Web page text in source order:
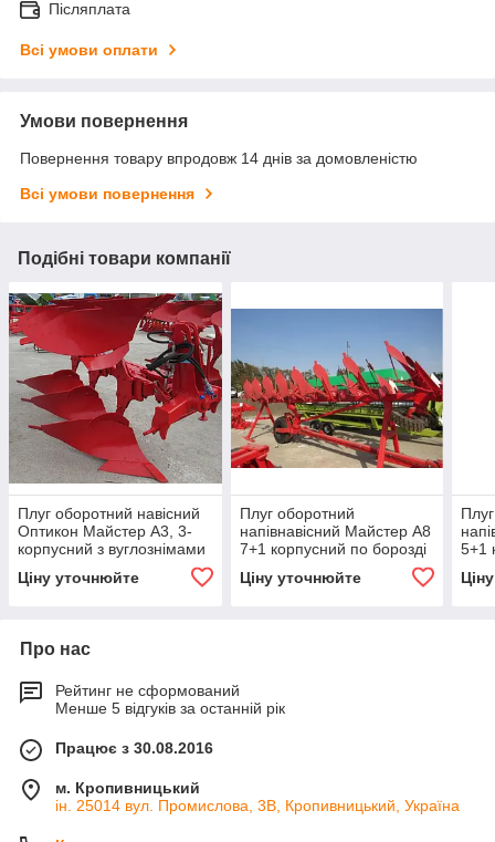
Післяплата
Всі умови оплати
Умови повернення
Повернення товару впродовж 14 днів за домовленістю
Всі умови повернення
Подібні товари компанії
Плуг оборотний навісний
Оптикон Майстер А3, 3-
корпусний з вуглознімами
Ціну уточнюйте
Плуг оборотний
напівнавісний Майстер А8
7+1 корпусний по борозді
Ціну уточнюйте
5+1
Про нас
Рейтинг не сформований
Менше 5 відгуків за останній рік
Працює з 30.08.2016
м. Кропивницький
ін. 25014 вул. Промислова, 3В, Кропивницький, Україна